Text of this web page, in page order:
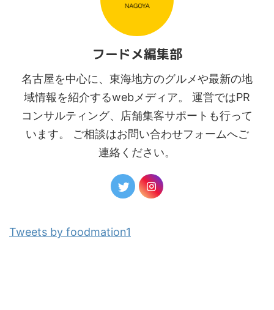
フードメ編集部
名古屋を中心に、東海地方のグルメや最新の地
域情報を紹介するwebメディア。 運営ではPR
コンサルティング、店舗集客サポートも行って
います。 ご相談はお問い合わせフォームへご
連絡ください。
Tweets by foodmation1